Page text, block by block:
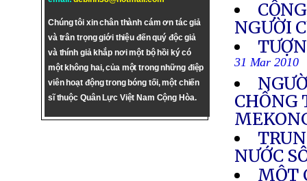
Chúng tôi xin chân thành cám ơn tác giả
và trân trọng giới thiệu đến quý độc giả
và thính giả khắp nơi một bộ hồi ký có
một không hai, của một trong những điệp
viên hoạt động trong bóng tối, một chiến
sĩ thuộc Quân Lực Việt Nam Cộng Hòa.
NGƯỜI
31 Mar 2010
CHỐNG
NƯỚC
MỘT